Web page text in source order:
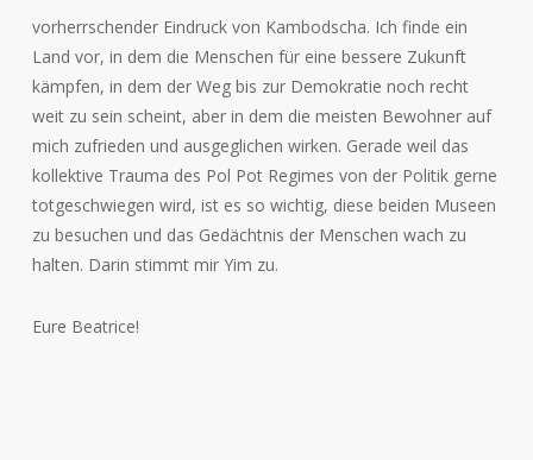
vorherrschender Eindruck von Kambodscha. Ich finde ein
Land vor, in dem die Menschen für eine bessere Zukunft
kämpfen, in dem der Weg bis zur Demokratie noch recht
weit zu sein scheint, aber in dem die meisten Bewohner auf
mich zufrieden und ausgeglichen wirken. Gerade weil das
kollektive Trauma des Pol Pot Regimes von der Politik gerne
totgeschwiegen wird, ist es so wichtig, diese beiden Museen
zu besuchen und das Gedächtnis der Menschen wach zu
halten. Darin stimmt mir Yim zu.
Eure Beatrice!